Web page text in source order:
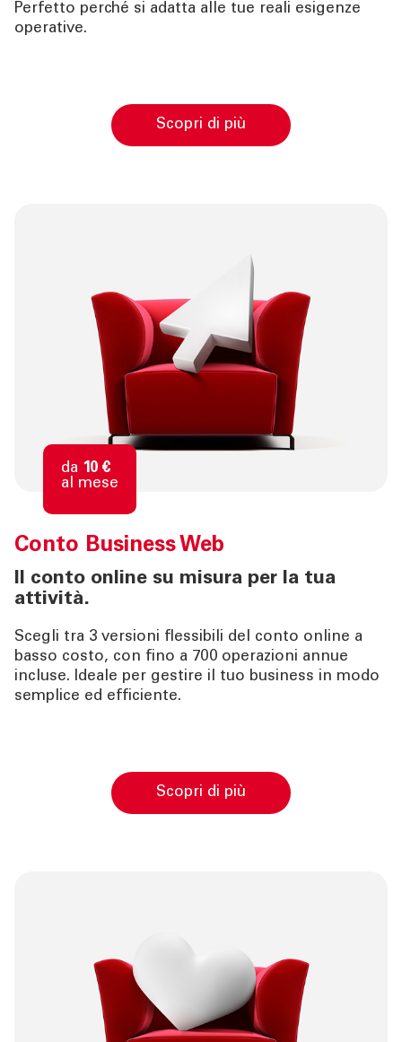
Perfetto perché si adatta alle tue reali esigenze
operative.
Scopri di più
da 10 €
al mese
Conto Business Web
Il conto online su misura per la tua
attività.
Scegli tra 3 versioni flessibili del conto online a
basso costo, con fino a 700 operazioni annue
incluse. Ideale per gestire il tuo business in modo
semplice ed efficiente.
Scopri di più